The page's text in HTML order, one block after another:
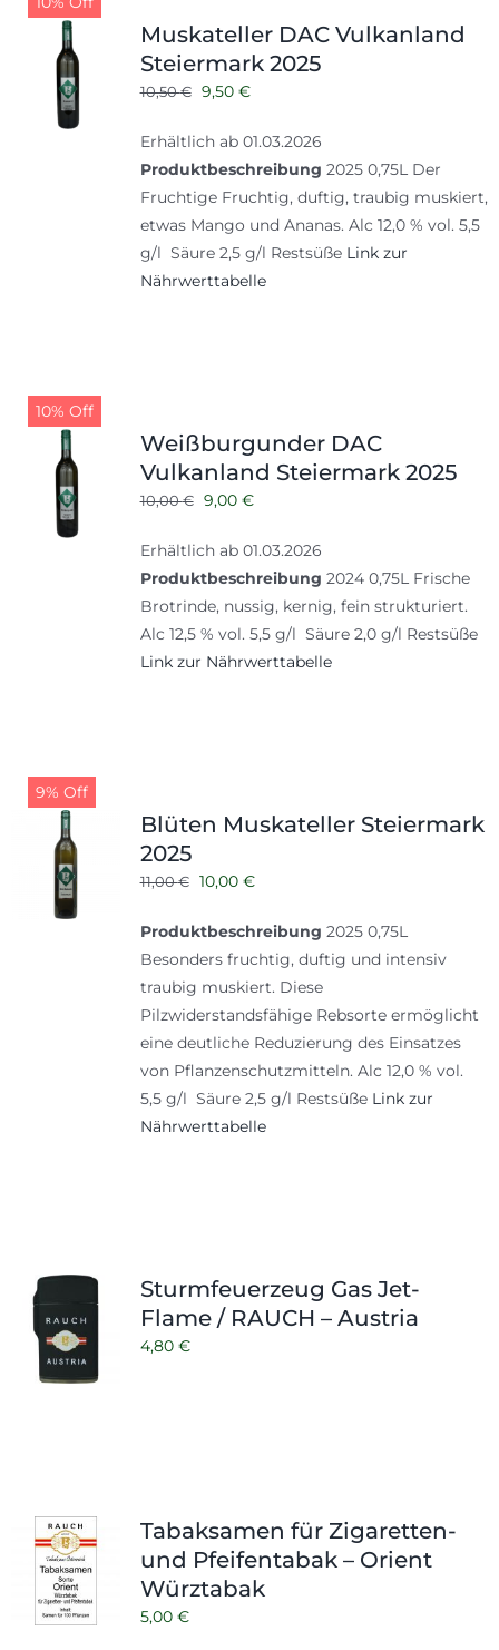
Kontakt
Tabak
Zubehör
Muskateller DAC Vulkanland
Steiermark 2025
10,50€ Ursprünglicher
war:
10,50 €
9,50 €Aktueller
ist:
9,50 €.
Erhältlich ab 01.03.2026
Produktbeschreibung 2025 0,75L Der
Fruchtige Fruchtig, duftig, traubig muskiert,
etwas Mango und Ananas. Alc 12,0 % vol. 5,5
g/l Säure 2,5 g/l Restsüße Link zur
Nährwerttabelle
10% Off
Weißburgunder DAC
Vulkanland Steiermark 2025
10,00€ Ursprünglicher
war:
10,00 €
9,00 €Aktueller
ist:
9,00 €.
Erhältlich ab 01.03.2026
Produktbeschreibung 2024 0,75L Frische
Brotrinde, nussig, kernig, fein strukturiert.
Alc 12,5 % vol. 5,5 g/l Säure 2,0 g/l Restsüße
Link zur Nährwerttabelle
9% Off
Blüten Muskateller Steiermark
2025
11,00€ Ursprünglicher
war:
11,00 €
10,00 €Aktueller
ist:
10,00 €.
Produktbeschreibung 2025 0,75L
Besonders fruchtig, duftig und intensiv
traubig muskiert. Diese
Pilzwiderstandsfähige Rebsorte ermöglicht
eine deutliche Reduzierung des Einsatzes
von Pflanzenschutzmitteln. Alc 12,0 % vol.
5,5 g/l Säure 2,5 g/l Restsüße Link zur
Nährwerttabelle
Sturmfeuerzeug Gas Jet-
Flame / RAUCH – Austria
4,80 €
Tabaksamen für Zigaretten-
und Pfeifentabak – Orient
Würztabak
5,00 €